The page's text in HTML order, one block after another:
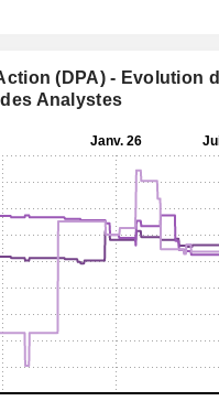
(DPA) - Evolution
Analystes